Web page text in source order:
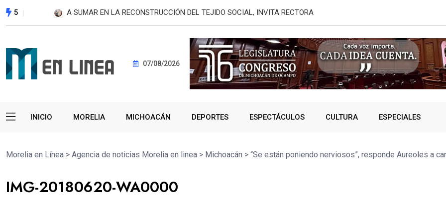
5 ATLÉTICO MORELIA-UMSNH DEBUTÓ CON EL PIE DERECHO EN LA COPA
07/08/2026
INICIO MORELIA MICHOACÁN DEPORTES ESPECTÁCULOS CULTURA ESPECIALES
Morelia en Línea > Agencia de noticias Morelia en linea > Michoacán > “Se están poniendo nerviosos”, responde Aureoles a
IMG-20180620-WA0000